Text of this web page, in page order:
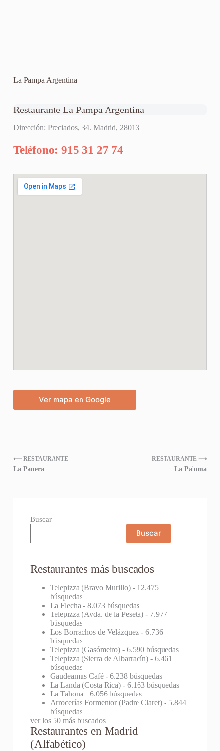
La Pampa Argentina
Restaurante La Pampa Argentina
Dirección: Preciados, 34. Madrid, 28013
Teléfono: 915 31 27 74
Ver mapa en Google
⟵ RESTAURANTE
La Panera
RESTAURANTE ⟶
La Paloma
Buscar
Buscar
Restaurantes más buscados
Telepizza (Bravo Murillo)- 12.475
búsquedas
La Flecha - 8.073 búsquedas
Telepizza (Avda. de la Peseta)- 7.977
búsquedas
Los Borrachos de Velázquez- 6.736
búsquedas
Telepizza (Gasómetro)- 6.590 búsquedas
Telepizza (Sierra de Albarracín)- 6.461
búsquedas
Gaudeamus Café- 6.238 búsquedas
La Landa (Costa Rica)- 6.163 búsquedas
La Tahona - 6.056 búsquedas
Arrocerías Formentor (Padre Claret)- 5.844
búsquedas
ver los 50 más buscados
Restaurantes en Madrid
(Alfabético)